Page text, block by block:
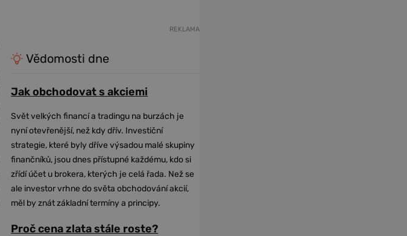
REKLAMA
Vědomosti dne
Jak obchodovat s akciemi
Svět velkých financí a tradingu na burzách je
nyní otevřenější, než kdy dřív. Investiční
strategie, které byly dříve výsadou malé skupiny
finančníků, jsou dnes přístupné každému, kdo si
zřídí účet u brokera, kterých je celá řada. Než se
ale investor vrhne do světa obchodování akcií,
měl by znát základní termíny a principy.
Proč cena zlata stále roste?